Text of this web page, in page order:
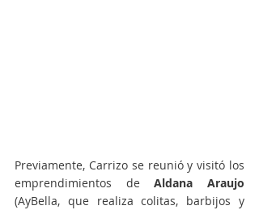
Previamente, Carrizo se reunió y visitó los
emprendimientos de Aldana Araujo
(AyBella, que realiza colitas, barbijos y